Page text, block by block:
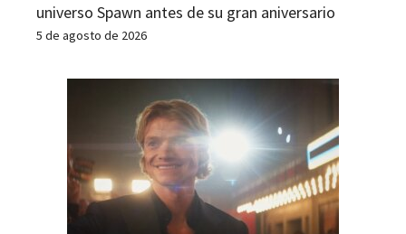
universo Spawn antes de su gran aniversario
5 de agosto de 2026